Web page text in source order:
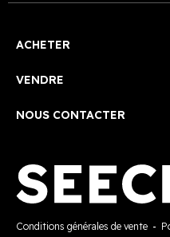
ACHETER
VENDRE
NOUS CONTACTER
Conditions générales de vente -